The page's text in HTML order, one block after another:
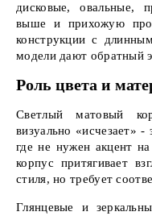
дисковые, овальные,
выше и прихожую
конструкции с
модели дают обратный
Роль цвета и
Светлый матовый
визуально «исчезает»
где не нужен акцент
корпус притягивает
стиля, но требует
Глянцевые и